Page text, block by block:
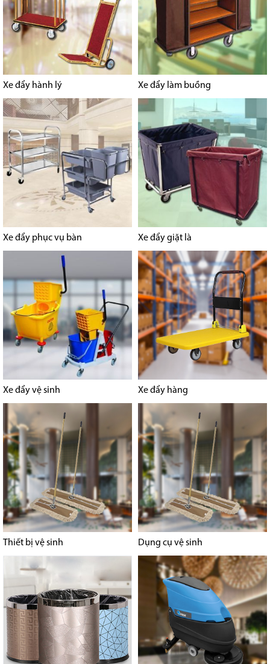
Xe đẩy hành lý Xe đẩy làm buồng
Xe đẩy phục vụ bàn Xe đẩy giặt là
Xe đẩy vệ sinh Xe đẩy hàng
Thiết bị vệ sinh Dụng cụ vệ sinh